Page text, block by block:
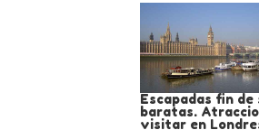
Escapadas fin de
baratas.
visitar en